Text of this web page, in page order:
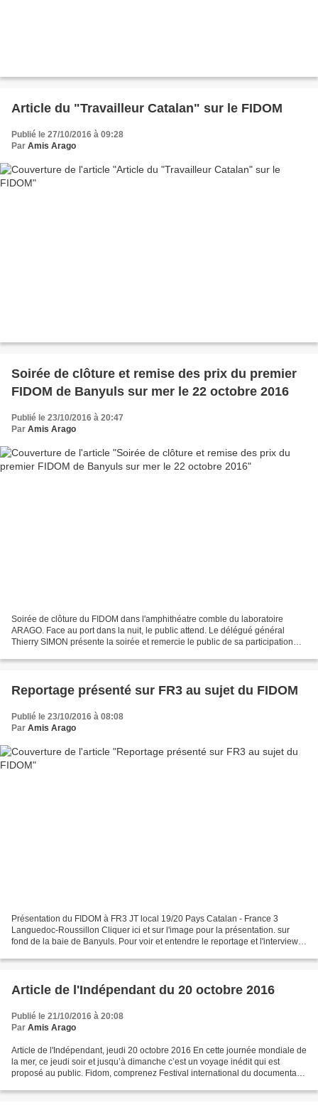
Article du "Travailleur Catalan" sur le FIDOM
Publié le 27/10/2016 à 09:28
Par Amis Arago
Soirée de clôture et remise des prix du premier
FIDOM de Banyuls sur mer le 22 octobre 2016
Publié le 23/10/2016 à 20:47
Par Amis Arago
Soirée de clôture du FIDOM dans l'amphithéatre comble du laboratoire
ARAGO. Face au port dans la nuit, le public attend. Le délégué général
Thierry SIMON présente la soirée et remercie le public de sa participation
Reportage présenté sur FR3 au sujet du FIDOM
Publié le 23/10/2016 à 08:08
Par Amis Arago
Présentation du FIDOM à FR3 JT local 19/20 Pays Catalan - France 3
Languedoc-Roussillon Cliquer ici et sur l'image pour la présentation. sur
fond de la baie de Banyuls. Pour voir et entendre le reportage et l'interview
Article de l'Indépendant du 20 octobre 2016
Publié le 21/10/2016 à 20:08
Par Amis Arago
Article de l'Indépendant, jeudi 20 octobre 2016 En cette journée mondiale de
la mer, ce jeudi soir et jusqu’à dimanche c’est un voyage inédit qui est
proposé au public. Fidom, comprenez Festival international du documentaire